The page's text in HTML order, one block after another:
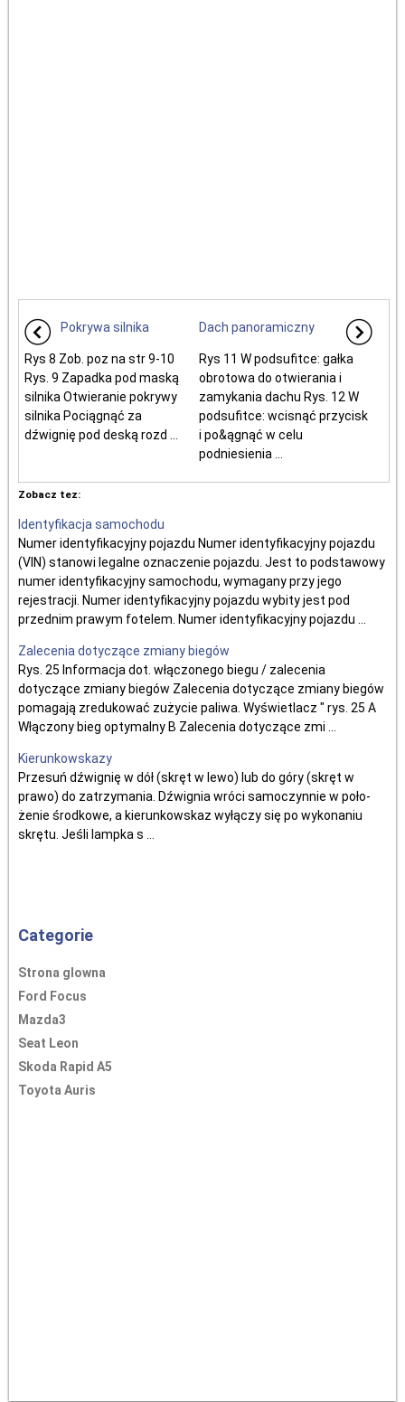
Pokrywa silnika
Rys 8 Zob. poz na str 9-10
Rys. 9 Zapadka pod maską
silnika Otwieranie pokrywy
silnika Pociągnąć za
dźwignię pod deską rozd ...
Dach panoramiczny
Rys 11 W podsufitce: gałka
obrotowa do otwierania i
zamykania dachu Rys. 12 W
podsufitce: wcisnąć przycisk
i po&ągnąć w celu
podniesienia ...
Zobacz tez:
Identyfikacja samochodu
Numer identyfikacyjny pojazdu Numer identyfikacyjny pojazdu
(VIN) stanowi legalne oznaczenie pojazdu. Jest to podstawowy
numer identyfikacyjny samochodu, wymagany przy jego
rejestracji. Numer identyfikacyjny pojazdu wybity jest pod
przednim prawym fotelem. Numer identyfikacyjny pojazdu ...
Zalecenia dotyczące zmiany biegów
Rys. 25 Informacja dot. włączonego biegu / zalecenia
dotyczące zmiany biegów Zalecenia dotyczące zmiany biegów
pomagają zredukować zużycie paliwa. Wyświetlacz " rys. 25 A
Włączony bieg optymalny B Zalecenia dotyczące zmi ...
Kierunkowskazy
Przesuń dźwignię w dół (skręt w lewo) lub do góry (skręt w
prawo) do zatrzymania. Dźwignia wróci samoczynnie w poło-
żenie środkowe, a kierunkowskaz wyłączy się po wykonaniu
skrętu. Jeśli lampka s ...
Categorie
Strona glowna
Ford Focus
Mazda3
Seat Leon
Skoda Rapid A5
Toyota Auris